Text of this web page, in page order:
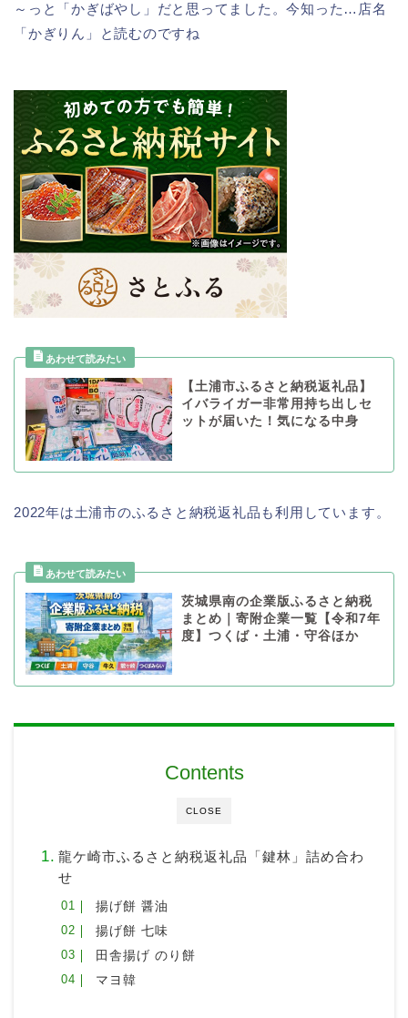
～っと「かぎばやし」だと思ってました。今知った…店名
「かぎりん」と読むのですね
【土浦市ふるさと納税返礼品】
イバライガー非常用持ち出しセ
ットが届いた！気になる中身
2022年は土浦市のふるさと納税返礼品も利用しています。
茨城県南の企業版ふるさと納税
まとめ｜寄附企業一覧【令和7年
度】つくば・土浦・守谷ほか
CLOSE
Contents
龍ケ崎市ふるさと納税返礼品「鍵林」詰め合わ
せ
揚げ餅 醤油
揚げ餅 七味
田舎揚げ のり餅
マヨ韓